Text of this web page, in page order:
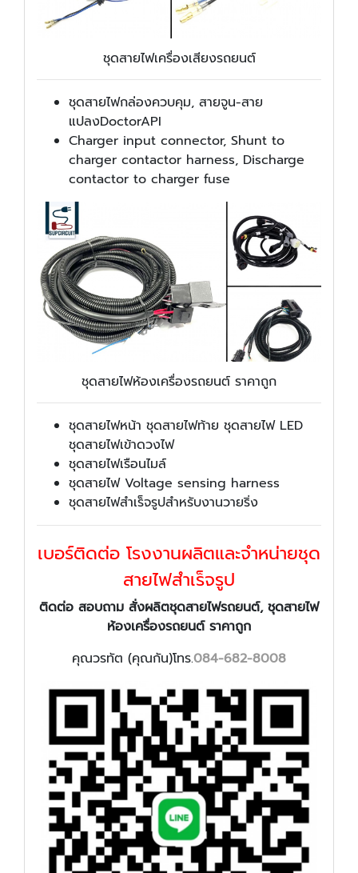
ชุดสายไฟเครื่องเสียงรถยนต์
ชุดสายไฟกล่องควบคุม, สายจูน-สาย
แปลงDoctorAPI
Charger input connector, Shunt to
charger contactor harness, Discharge
contactor to charger fuse
ชุดสายไฟห้องเครื่องรถยนต์ ราคาถูก
ชุดสายไฟหน้า ชุดสายไฟท้าย ชุดสายไฟ LED
ชุดสายไฟเข้าดวงไฟ
ชุดสายไฟเรือนไมล์
ชุดสายไฟ Voltage sensing harness
ชุดสายไฟสำเร็จรูปสำหรับงานวายริ่ง
เบอร์ติดต่อ โรงงานผลิตและจำหน่ายชุด
สายไฟสำเร็จรูป
ติดต่อ สอบถาม สั่งผลิตชุดสายไฟรถยนต์, ชุดสายไฟ
ห้องเครื่องรถยนต์ ราคาถูก
คุณวรทัต (คุณกัน)โทร.084-682-8008